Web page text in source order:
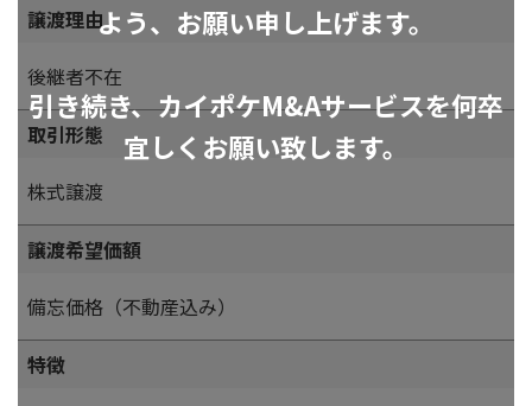
よう、お願い申し上げます。
引き続き、カイポケM&Aサービスを何卒
宜しくお願い致します。
譲渡理由
後継者不在
取引形態
株式譲渡
譲渡希望価額
備忘価格（不動産込み）
特徴